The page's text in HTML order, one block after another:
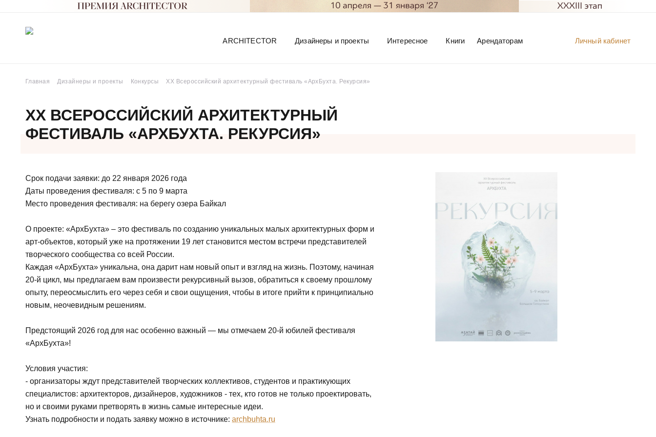
Личный кабинет
ARCHITECTOR Дизайнеры и проекты Интересное Книги Арендаторам
Главная Дизайнеры и проекты Конкурсы XX Всероссийский архитектурный фестиваль «АрхБухта. Рекурсия»
XX ВСЕРОССИЙСКИЙ АРХИТЕКТУРНЫЙ
ФЕСТИВАЛЬ «АРХБУХТА. РЕКУРСИЯ»
Срок подачи заявки: до 22 января 2026 года
Даты проведения фестиваля: с 5 по 9 марта
Место проведения фестиваля: на берегу озера Байкал
О проекте: «АрхБухта» – это фестиваль по созданию уникальных малых архитектурных форм и
арт-объектов, который уже на протяжении 19 лет становится местом встречи представителей
творческого сообщества со всей России.
Каждая «АрхБухта» уникальна, она дарит нам новый опыт и взгляд на жизнь. Поэтому, начиная
20-й цикл, мы предлагаем вам произвести рекурсивный вызов, обратиться к своему прошлому
опыту, переосмыслить его через себя и свои ощущения, чтобы в итоге прийти к принципиально
новым, неочевидным решениям.
Предстоящий 2026 год для нас особенно важный — мы отмечаем 20-й юбилей фестиваля
«АрхБухта»!
Условия участия:
- организаторы ждут представителей творческих коллективов, студентов и практикующих
специалистов: архитекторов, дизайнеров, художников - тех, кто готов не только проектировать,
но и своими руками претворять в жизнь самые интересные идеи.
Узнать подробности и подать заявку можно в источнике: archbuhta.ru